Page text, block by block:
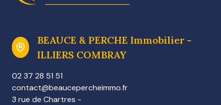
BEAUCE & PERCHE Immobilier -
ILLIERS COMBRAY
02 37 28 51 51
contact@beaucepercheimmo.fr
3 rue de Chartres -